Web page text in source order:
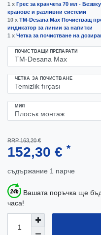
1 x Грес за кранчета 70 мл -
кранове и разливни системи
10 x TM-Desana Max Почистващ
индикатор за линии за напитки
1 x Четка за почистване на
ПОЧИСТВАЩИ ПРЕПАРАТИ
ЧЕТКА ЗА ПОЧИСТВАНЕ
МИЛ
RRP 163,20 €
152,30 € *
съдържание 1 парче
Вашата поръчка ще
часа!